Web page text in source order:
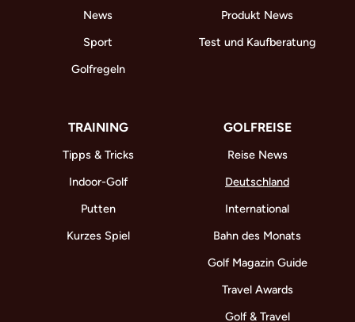
News
Sport
Golfregeln
Produkt News
Test und Kaufberatung
TRAINING
Tipps & Tricks
Indoor-Golf
Putten
Kurzes Spiel
GOLFREISE
Reise News
Deutschland
International
Bahn des Monats
Golf Magazin Guide
Travel Awards
Golf & Travel